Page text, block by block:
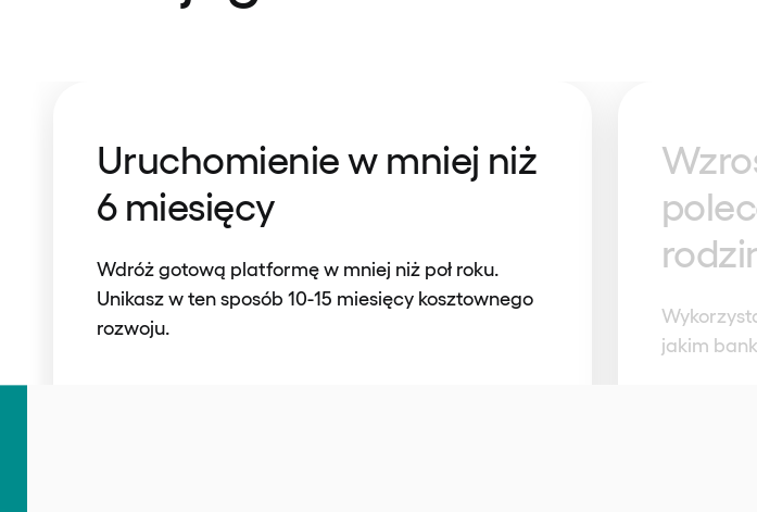
Uruchomienie w mniej niż
6 miesięcy
Wdróż gotową platformę w mniej niż poł roku.
Unikasz w ten sposób 10-15 miesięcy kosztownego
rozwoju.
jakim